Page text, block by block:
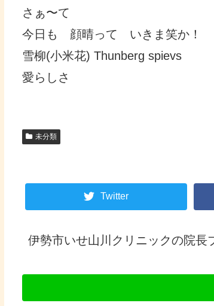
さぁ〜て
今日も 顔晴って いきま笑か！
雪柳(小米花) Thunberg spievs
愛らしさ
未分類
Twitter
伊勢市いせ山川クリニックの院長